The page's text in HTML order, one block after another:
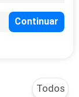
Todos